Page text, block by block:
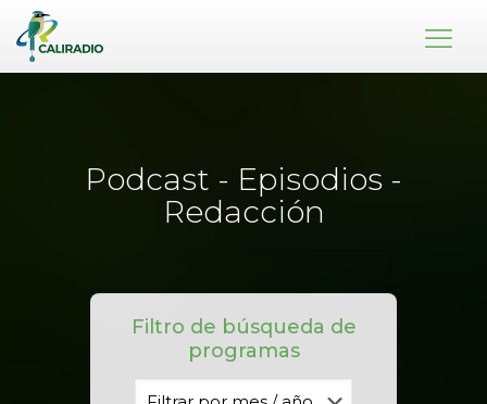
Podcast - Episodios -
Redacción
Filtro de búsqueda de
programas